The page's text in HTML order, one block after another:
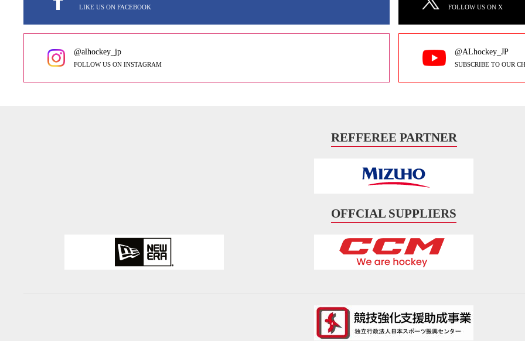
LIKE US ON FACEBOOK FOLLOW US ON X
@alhockey_jp
FOLLOW US ON INSTAGRAM
@ALhockey_JP
SUBSCRIBE TO OUR
REFFEREE PARTNER
OFFCIAL SUPPLIERS